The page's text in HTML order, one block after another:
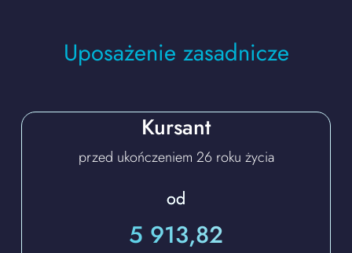
Uposażenie zasadnicze
Kursant
przed ukończeniem 26 roku życia
od
5 913,82